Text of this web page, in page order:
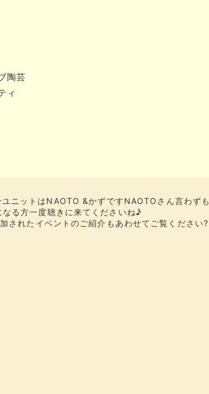
陶芸
ィ
ニットはNAOTO &かずですNAOTOさん言わずも
る方一度聴きに来てくださいね♪
されたイベントのご紹介もあわせてご覧ください?